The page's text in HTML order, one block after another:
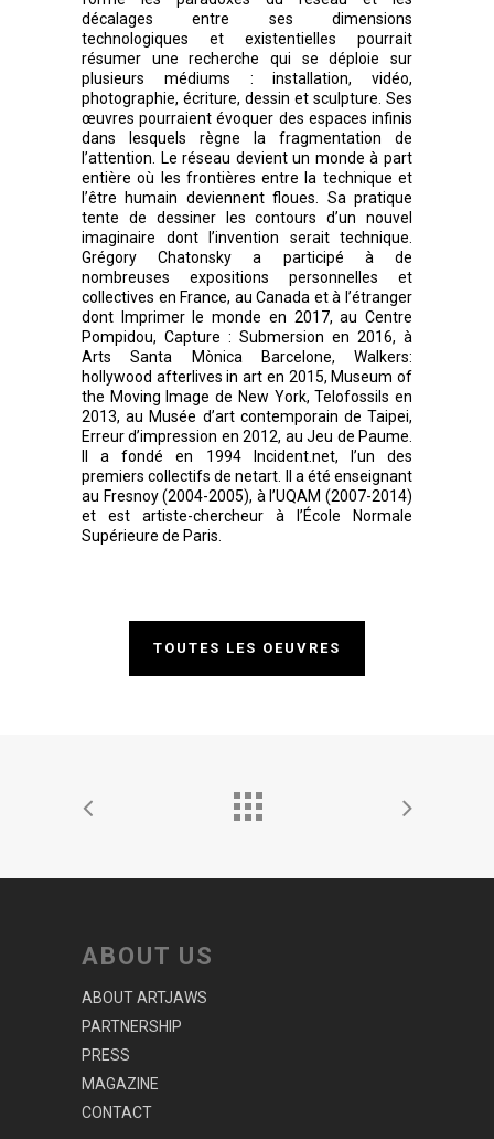
décalages entre ses dimensions
technologiques et existentielles pourrait
résumer une recherche qui se déploie sur
plusieurs médiums : installation, vidéo,
photographie, écriture, dessin et sculpture. Ses
œuvres pourraient évoquer des espaces infinis
dans lesquels règne la fragmentation de
l’attention. Le réseau devient un monde à part
entière où les frontières entre la technique et
l’être humain deviennent floues. Sa pratique
tente de dessiner les contours d’un nouvel
imaginaire dont l’invention serait technique.
Grégory Chatonsky a participé à de
nombreuses expositions personnelles et
collectives en France, au Canada et à l’étranger
dont Imprimer le monde en 2017, au Centre
Pompidou, Capture : Submersion en 2016, à
Arts Santa Mònica Barcelone, Walkers:
hollywood afterlives in art en 2015, Museum of
the Moving Image de New York, Telofossils en
2013, au Musée d’art contemporain de Taipei,
Erreur d’impression en 2012, au Jeu de Paume.
Il a fondé en 1994 Incident.net, l’un des
premiers collectifs de netart. Il a été enseignant
au Fresnoy (2004-2005), à l’UQAM (2007-2014)
et est artiste-chercheur à l’École Normale
Supérieure de Paris.
TOUTES LES OEUVRES
ABOUT US
ABOUT ARTJAWS
PARTNERSHIP
PRESS
MAGAZINE
CONTACT